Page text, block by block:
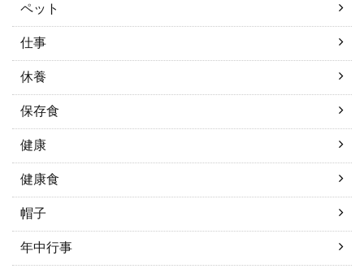
ペット
仕事
休養
保存食
健康
健康食
帽子
年中行事